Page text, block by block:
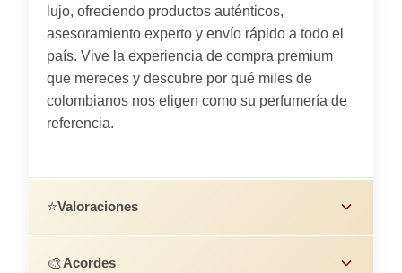
lujo, ofreciendo productos auténticos,
asesoramiento experto y envío rápido a todo el
país. Vive la experiencia de compra premium
que mereces y descubre por qué miles de
colombianos nos eligen como su perfumería de
referencia.
⭐Valoraciones
🎨Acordes